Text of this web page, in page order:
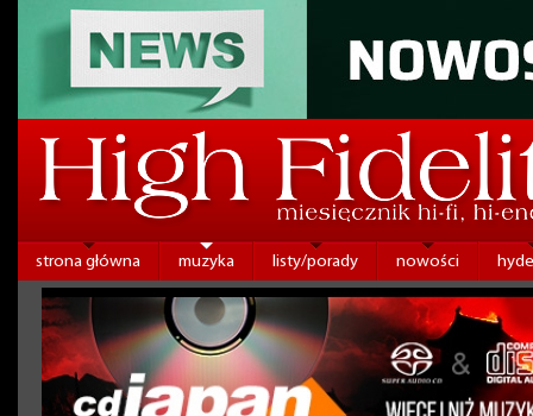
strona główna muzyka listy/porady nowości